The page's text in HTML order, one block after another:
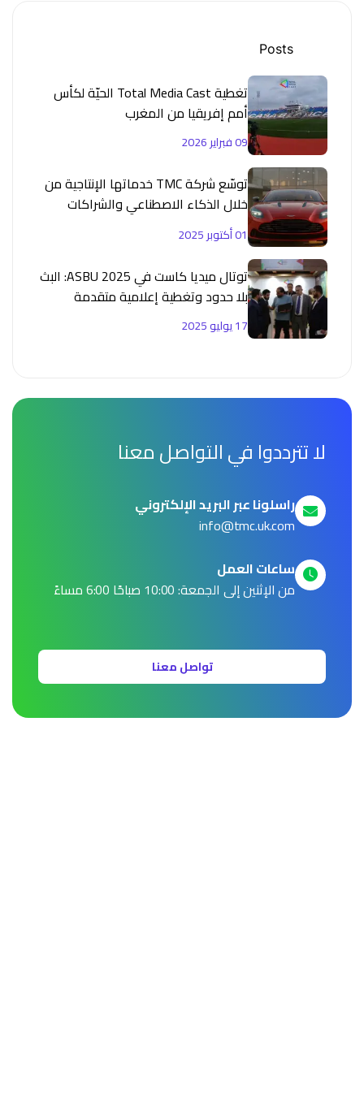
Posts
تغطية Total Media Cast الحيّة لكأس
أمم إفريقيا من المغرب
09 فبراير 2026
توسّع شركة TMC خدماتها الإنتاجية من
خلال الذكاء الاصطناعي والشراكات
الاستراتيجية01 أكتوبر 2025
توتال ميديا كاست في ASBU 2025: البث
بلا حدود وتغطية إعلامية متقدمة
17 يوليو 2025
لا تترددوا في التواصل معنا
راسلونا عبر البريد الإلكتروني
info@tmc.uk.com
ساعات العمل
من الإثنين إلى الجمعة: 10:00 صباحًا 6:00 مساءً
تواصل معنا